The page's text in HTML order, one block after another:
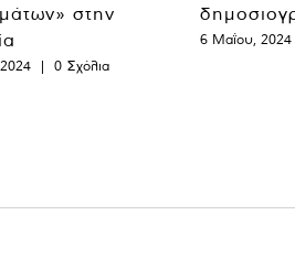
στην
| 0 Σχόλια
6 Μαΐου, 2024